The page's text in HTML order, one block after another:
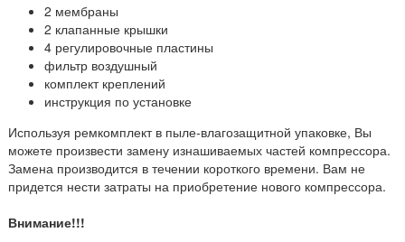
2 мембраны
2 клапанные крышки
4 регулировочные пластины
фильтр воздушный
комплект креплений
инструкция по установке
Используя ремкомплект в пыле-влагозащитной упаковке, Вы
можете произвести замену изнашиваемых частей компрессора.
Замена производится в течении короткого времени. Вам не
придется нести затраты на приобретение нового компрессора.
Внимание!!!